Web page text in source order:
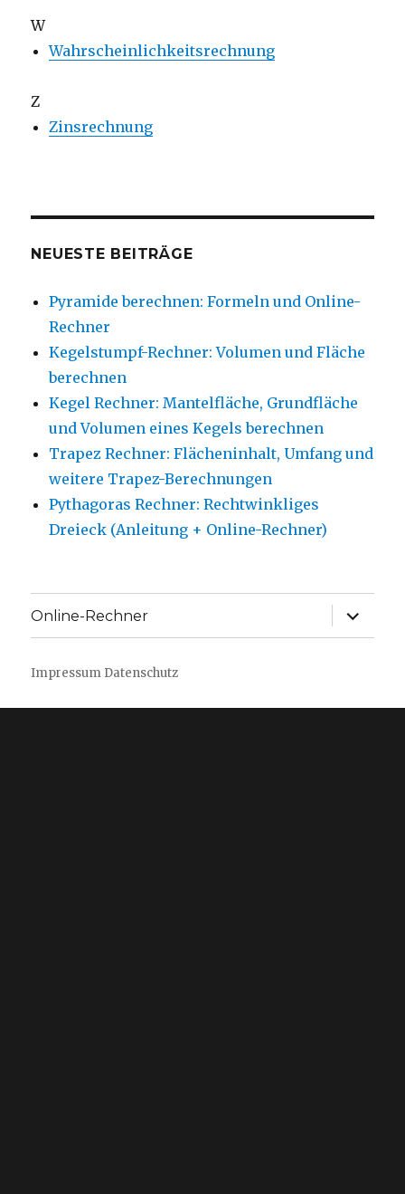
W
Wahrscheinlichkeitsrechnung
Z
Zinsrechnung
NEUESTE BEITRÄGE
Pyramide berechnen: Formeln und Online-
Rechner
Kegelstumpf-Rechner: Volumen und Fläche
berechnen
Kegel Rechner: Mantelfläche, Grundfläche
und Volumen eines Kegels berechnen
Trapez Rechner: Flächeninhalt, Umfang und
weitere Trapez-Berechnungen
Pythagoras Rechner: Rechtwinkliges
Dreieck (Anleitung + Online-Rechner)
Online-Rechner
Impressum Datenschutz